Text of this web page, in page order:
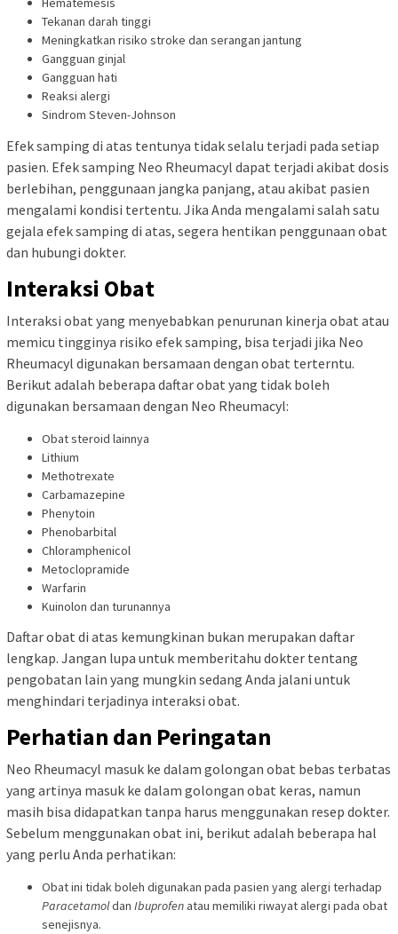
Tekanan darah tinggi
Meningkatkan risiko stroke dan serangan jantung
Gangguan ginjal
Gangguan hati
Reaksi alergi
Sindrom Steven-Johnson
Efek samping di atas tentunya tidak selalu terjadi pada setiap
pasien. Efek samping Neo Rheumacyl dapat terjadi akibat dosis
berlebihan, penggunaan jangka panjang, atau akibat pasien
mengalami kondisi tertentu. Jika Anda mengalami salah satu
gejala efek samping di atas, segera hentikan penggunaan obat
dan hubungi dokter.
Interaksi Obat
Interaksi obat yang menyebabkan penurunan kinerja obat atau
memicu tingginya risiko efek samping, bisa terjadi jika Neo
Rheumacyl digunakan bersamaan dengan obat terterntu.
Berikut adalah beberapa daftar obat yang tidak boleh
digunakan bersamaan dengan Neo Rheumacyl:
Obat steroid lainnya
Lithium
Methotrexate
Carbamazepine
Phenytoin
Phenobarbital
Chloramphenicol
Metoclopramide
Warfarin
Kuinolon dan turunannya
Daftar obat di atas kemungkinan bukan merupakan daftar
lengkap. Jangan lupa untuk memberitahu dokter tentang
pengobatan lain yang mungkin sedang Anda jalani untuk
menghindari terjadinya interaksi obat.
Perhatian dan Peringatan
Neo Rheumacyl masuk ke dalam golongan obat bebas terbatas
yang artinya masuk ke dalam golongan obat keras, namun
masih bisa didapatkan tanpa harus menggunakan resep dokter.
Sebelum menggunakan obat ini, berikut adalah beberapa hal
yang perlu Anda perhatikan:
Obat ini tidak boleh digunakan pada pasien yang alergi terhadap
Paracetamoldan Ibuprofen atau memiliki riwayat alergi pada obat
senejisnya.